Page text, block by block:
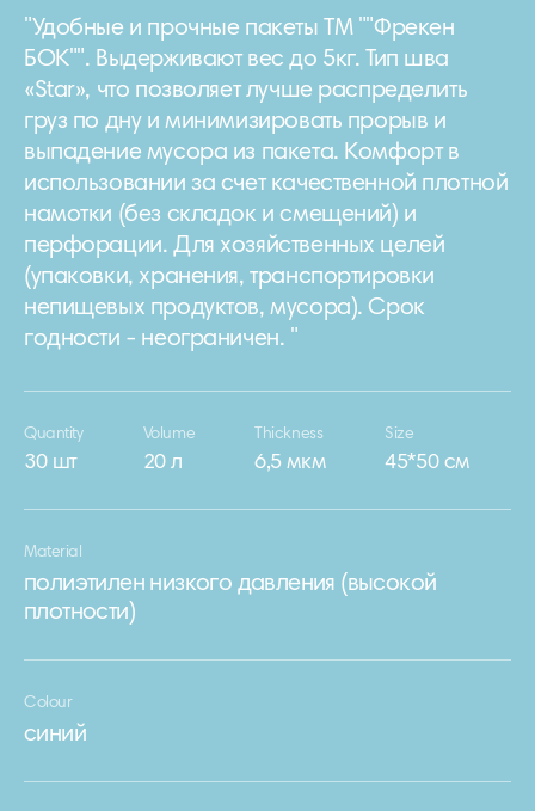
"Удобные и прочные пакеты ТМ ""Фрекен
БОК"". Выдерживают вес до 5кг. Тип шва
«Star», что позволяет лучше распределить
груз по дну и минимизировать прорыв и
выпадение мусора из пакета. Комфорт в
использовании за счет качественной плотной
намотки (без складок и смещений) и
перфорации. Для хозяйственных целей
(упаковки, хранения, транспортировки
непищевых продуктов, мусора). Срок
годности - неограничен. "
Quantity
30 шт
Volume
20 л
Thickness
6,5 мкм
Size
45*50 см
Material
полиэтилен низкого давления (высокой
плотности)
Colour
синий